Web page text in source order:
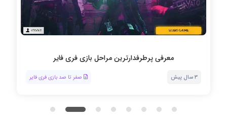
معرفی پرطرفدارترین مراحل بازی فری فایر
3 سال پیش صفر تا صد بازی فری فایر